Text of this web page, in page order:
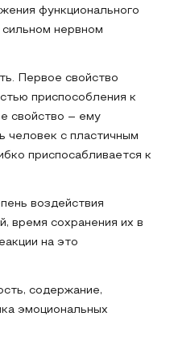
функционального
сильном нервном
Первое свойство
приспособления к
свойство – ему
человек с пластичным
приспосабливается к
воздействия
время сохранения их в
на это
содержание,
эмоциональных